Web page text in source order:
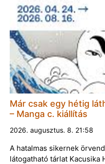
Már csak egy hétig
– Manga c. kiállítás
2026. augusztus. 8. 21:58
A hatalmas sikernek
látogatható tárlat Kacusika